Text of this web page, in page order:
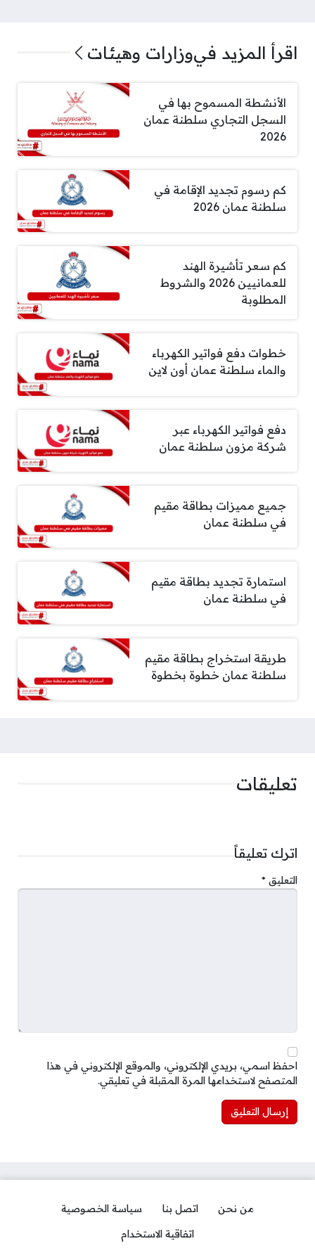
اقرأ المزيد فيوزارات وهيئات
الأنشطة المسموح بها في
السجل التجاري سلطنة عمان
2026
كم رسوم تجديد الإقامة في
سلطنة عمان 2026
كم سعر تأشيرة الهند
للعمانيين 2026 والشروط
المطلوبة
خطوات دفع فواتير الكهرباء
والماء سلطنة عمان أون لاين
دفع فواتير الكهرباء عبر
شركة مزون سلطنة عمان
جميع مميزات بطاقة مقيم
في سلطنة عمان
استمارة تجديد بطاقة مقيم
في سلطنة عمان
طريقة استخراج بطاقة مقيم
سلطنة عمان خطوة بخطوة
تعليقات
اترك تعليقاً
التعليق *
احفظ اسمي، بريدي الإلكتروني، والموقع الإلكتروني في هذا
المتصفح لاستخدامها المرة المقبلة في تعليقي.
من نحن اتصل بنا
سياسة الخصوصية
اتفاقية الاستخدام